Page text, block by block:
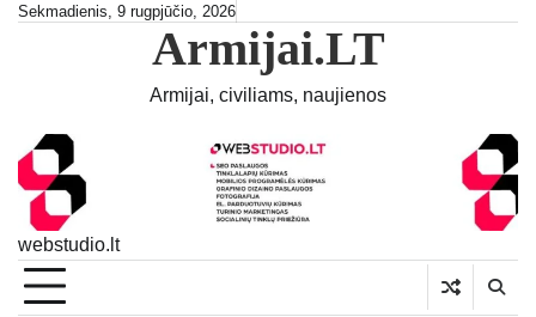
SkipSekmadienis, 9 rugpjūčio, 2026
Armijai.LT
Armijai, civiliams, naujienos
webstudio.lt